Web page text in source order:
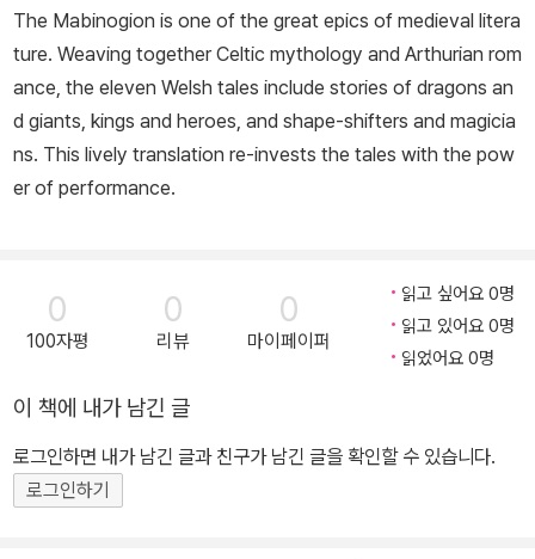
The Mabinogion is one of the great epics of medieval litera
ture. Weaving together Celtic mythology and Arthurian rom
ance, the eleven Welsh tales include stories of dragons an
d giants, kings and heroes, and shape-shifters and magicia
ns. This lively translation re-invests the tales with the pow
er of performance.
0
100자평
0
리뷰
0
마이페이퍼
읽고 싶어요 0명
읽고 있어요 0명
읽었어요 0명
이 책에 내가 남긴 글
로그인하면 내가 남긴 글과 친구가 남긴 글을 확인할 수 있습니다.
로그인하기